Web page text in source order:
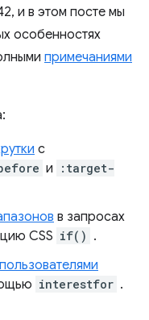
и в этом посте мы
особенностях
примечаниями
с
и
:target-
в запросах
CSS if() .
interestfor .